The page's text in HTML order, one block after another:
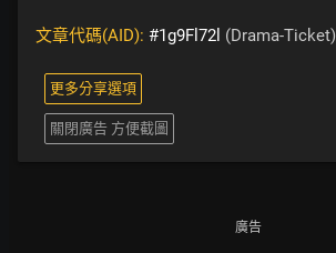
文章代碼(AID): #1g9Fl72l (Drama-Ticket)
更多分享選項
關閉廣告 方便截圖
廣告